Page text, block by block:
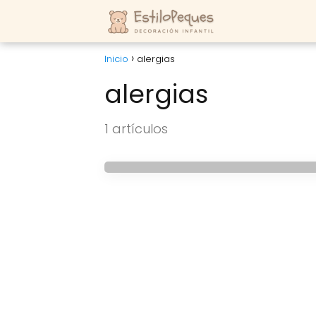
Inicio alergias
alergias
1 artículos
HABITACIONES DE BEBES
Ideas de decoración